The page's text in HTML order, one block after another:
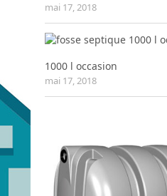
mai 17, 2018
1000 l occasion
mai 17, 2018